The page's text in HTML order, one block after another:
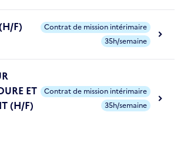
F)
Contrat de mission intérimaire
35h/semaine
ET
(H/F)
Contrat de mission intérimaire
35h/semaine